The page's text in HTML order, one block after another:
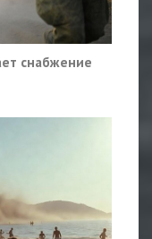
снабжение